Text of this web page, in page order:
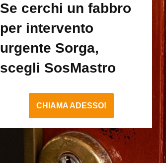
Se cerchi un fabbro
per intervento
urgente Sorga,
scegli SosMastro
CHIAMA ADESSO!